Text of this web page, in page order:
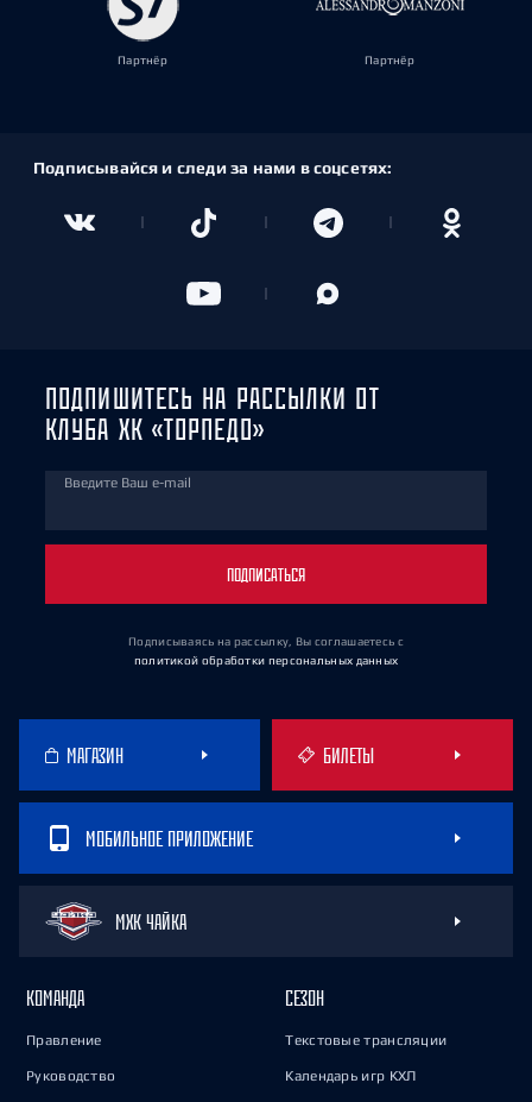
Партнёр Партнёр
Подписывайся и следи за нами в соцсетях:
ПОДПИШИТЕСЬ НА РАССЫЛКИ ОТ
КЛУБА ХК «ТОРПЕДО»
Введите Ваш e-mail
ПОДПИСАТЬСЯ
Подписываясь на рассылку, Вы соглашаетесь с
политикой обработки персональных данных
МАГАЗИН БИЛЕТЫ
МОБИЛЬНОЕ ПРИЛОЖЕНИЕ
МХК ЧАЙКА
КОМАНДА
Правление
Руководство
СЕЗОН
Текстовые трансляции
Календарь игр КХЛ